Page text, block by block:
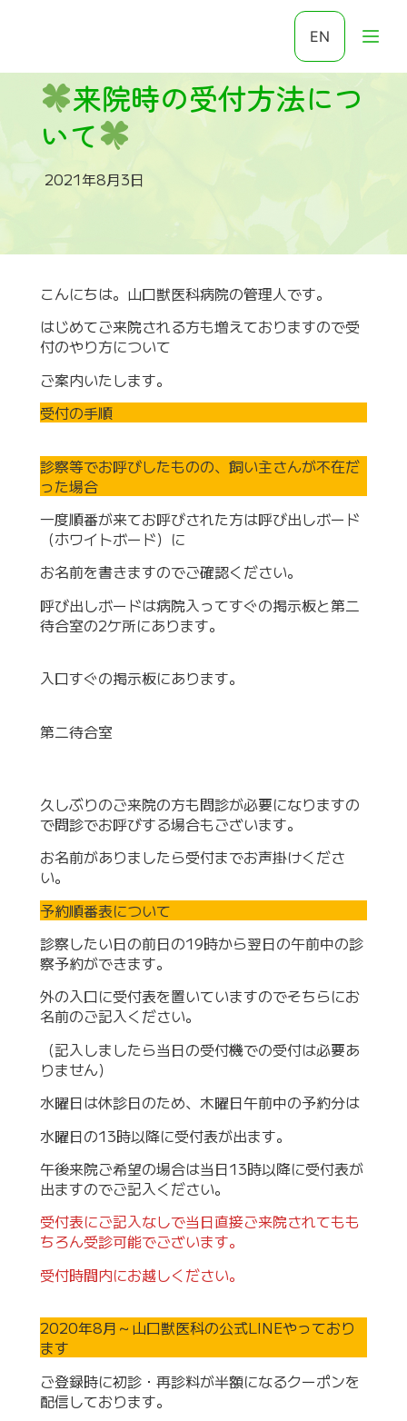
EN
来院時の受付方法につ
いて
2021年8月3日
こんにちは。山口獣医科病院の管理人です。
はじめてご来院される方も増えておりますので受
付のやり方について
ご案内いたします。
受付の手順
診察等でお呼びしたものの、飼い主さんが不在だ
った場合
一度順番が来てお呼びされた方は呼び出しボード
（ホワイトボード）に
お名前を書きますのでご確認ください。
呼び出しボードは病院入ってすぐの掲示板と第二
待合室の2ケ所にあります。
入口すぐの掲示板にあります。
第二待合室
久しぶりのご来院の方も問診が必要になりますの
で問診でお呼びする場合もございます。
お名前がありましたら受付までお声掛けくださ
い。
予約順番表について
診察したい日の前日の19時から翌日の午前中の診
察予約ができます。
外の入口に受付表を置いていますのでそちらにお
名前のご記入ください。
（記入しましたら当日の受付機での受付は必要あ
りません）
水曜日は休診日のため、木曜日午前中の予約分は
水曜日の13時以降に受付表が出ます。
午後来院ご希望の場合は当日13時以降に受付表が
出ますのでご記入ください。
受付表にご記入なしで当日直接ご来院されてもも
ちろん受診可能でございます。
受付時間内にお越しください。
2020年8月～山口獣医科の公式LINEやっており
ます
ご登録時に初診・再診料が半額になるクーポンを
配信しております。